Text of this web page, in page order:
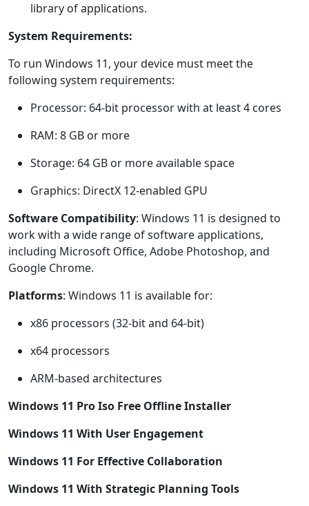
library of applications.
System Requirements:
To run Windows 11, your device must meet the
following system requirements:
Processor: 64-bit processor with at least 4 cores
RAM: 8 GB or more
Storage: 64 GB or more available space
Graphics: DirectX 12-enabled GPU
Software Compatibility: Windows 11 is designed to
work with a wide range of software applications,
including Microsoft Office, Adobe Photoshop, and
Google Chrome.
Platforms: Windows 11 is available for:
x86 processors (32-bit and 64-bit)
x64 processors
ARM-based architectures
Windows 11 Pro Iso Free Offline Installer
Windows 11 With User Engagement
Windows 11 For Effective Collaboration
Windows 11 With Strategic Planning Tools